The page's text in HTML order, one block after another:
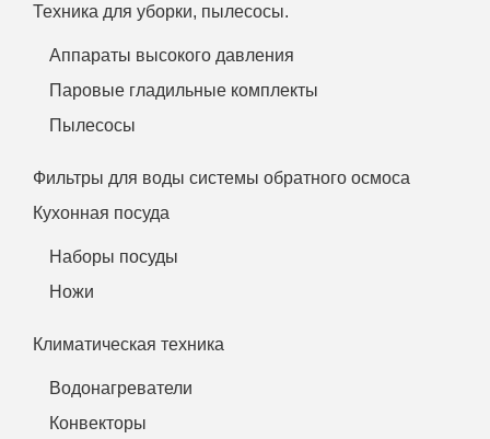
Техника для уборки, пылесосы.
Аппараты высокого давления
Паровые гладильные комплекты
Пылесосы
Фильтры для воды системы обратного осмоса
Кухонная посуда
Наборы посуды
Ножи
Климатическая техника
Водонагреватели
Конвекторы